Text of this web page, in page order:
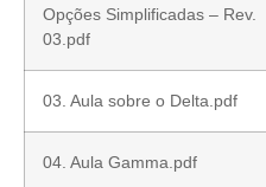
Opções Simplificadas – Rev.
03.pdf
03. Aula sobre o Delta.pdf
04. Aula Gamma.pdf